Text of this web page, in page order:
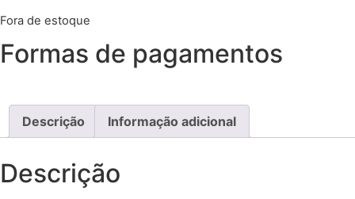
Fora de estoque
Formas de pagamentos
Descrição Informação adicional
Descrição